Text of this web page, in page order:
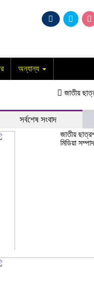
অন্যান্য
জাতীয়
সর্বশেষ সংবাদ
জাতীয়
মিডিয়া